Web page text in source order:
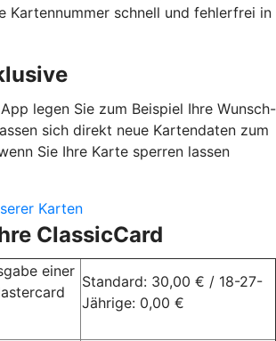
Kartennummer schnell und fehlerfrei in
legen Sie zum Beispiel Ihre Wunsch-
sich direkt neue Kartendaten zum
Sie Ihre Karte sperren lassen
Karten
ClassicCard
einer
Standard: 30,00 € / 18-27-
Jährige: 0,00 €